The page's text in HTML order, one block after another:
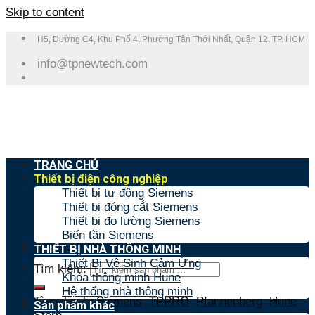
Skip to content
H5, Đường C4, Khu Phố 4, Phường Tân Thới Nhất, Quận 12, TP. HCM
info@tpnewtech.com
Tìm kiếm:
Tìm nhanh:Siemens,TPPRO,Pfannenberg,Hune,
TRANG CHỦ
Thiết bị điện công nghiệp
Thiết bị tự động Siemens
Thiết bị đóng cắt Siemens
Thiết bị đo lường Siemens
Biến tần Siemens
THIẾT BỊ NHÀ THÔNG MINH
Thiết Bị Vệ Sinh Cảm Ứng
Khóa thông minh Hune
Hệ thống nhà thông minh
Sản phẩm khác